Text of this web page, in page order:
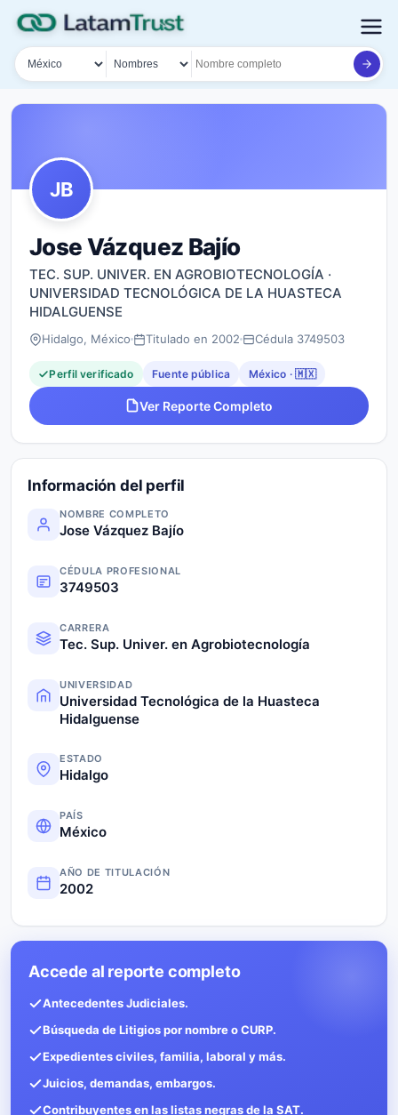
País
Tipo de búsqueda
Nombre o documento
JB
Jose Vázquez Bajío
TEC. SUP. UNIVER. EN AGROBIOTECNOLOGÍA ·
UNIVERSIDAD TECNOLÓGICA DE LA HUASTECA
HIDALGUENSE
Hidalgo, México Titulado en 2002 Cédula 3749503
Perfil verificado Fuente pública México · 🇲🇽
Ver Reporte Completo
Información del perfil
NOMBRE COMPLETO
Jose Vázquez Bajío
CÉDULA PROFESIONAL
3749503
CARRERA
Tec. Sup. Univer. en Agrobiotecnología
UNIVERSIDAD
Universidad Tecnológica de la Huasteca
Hidalguense
ESTADO
Hidalgo
PAÍS
México
AÑO DE TITULACIÓN
2002
Accede al reporte completo
Antecedentes Judiciales.
Búsqueda de Litigios por nombre o CURP.
Expedientes civiles, familia, laboral y más.
Juicios, demandas, embargos.
Contribuyentes en las listas negras de la SAT.